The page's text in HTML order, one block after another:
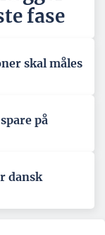
fase
skal måles
på
dansk